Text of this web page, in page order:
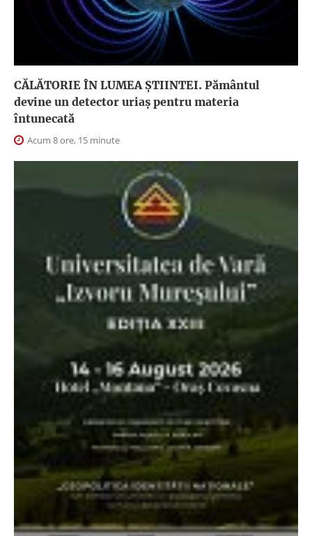
CĂLĂTORIE ÎN LUMEA ŞTIINTEI. Pământul
devine un detector uriaș pentru materia
întunecată
Acum 8 ore, 15 minute